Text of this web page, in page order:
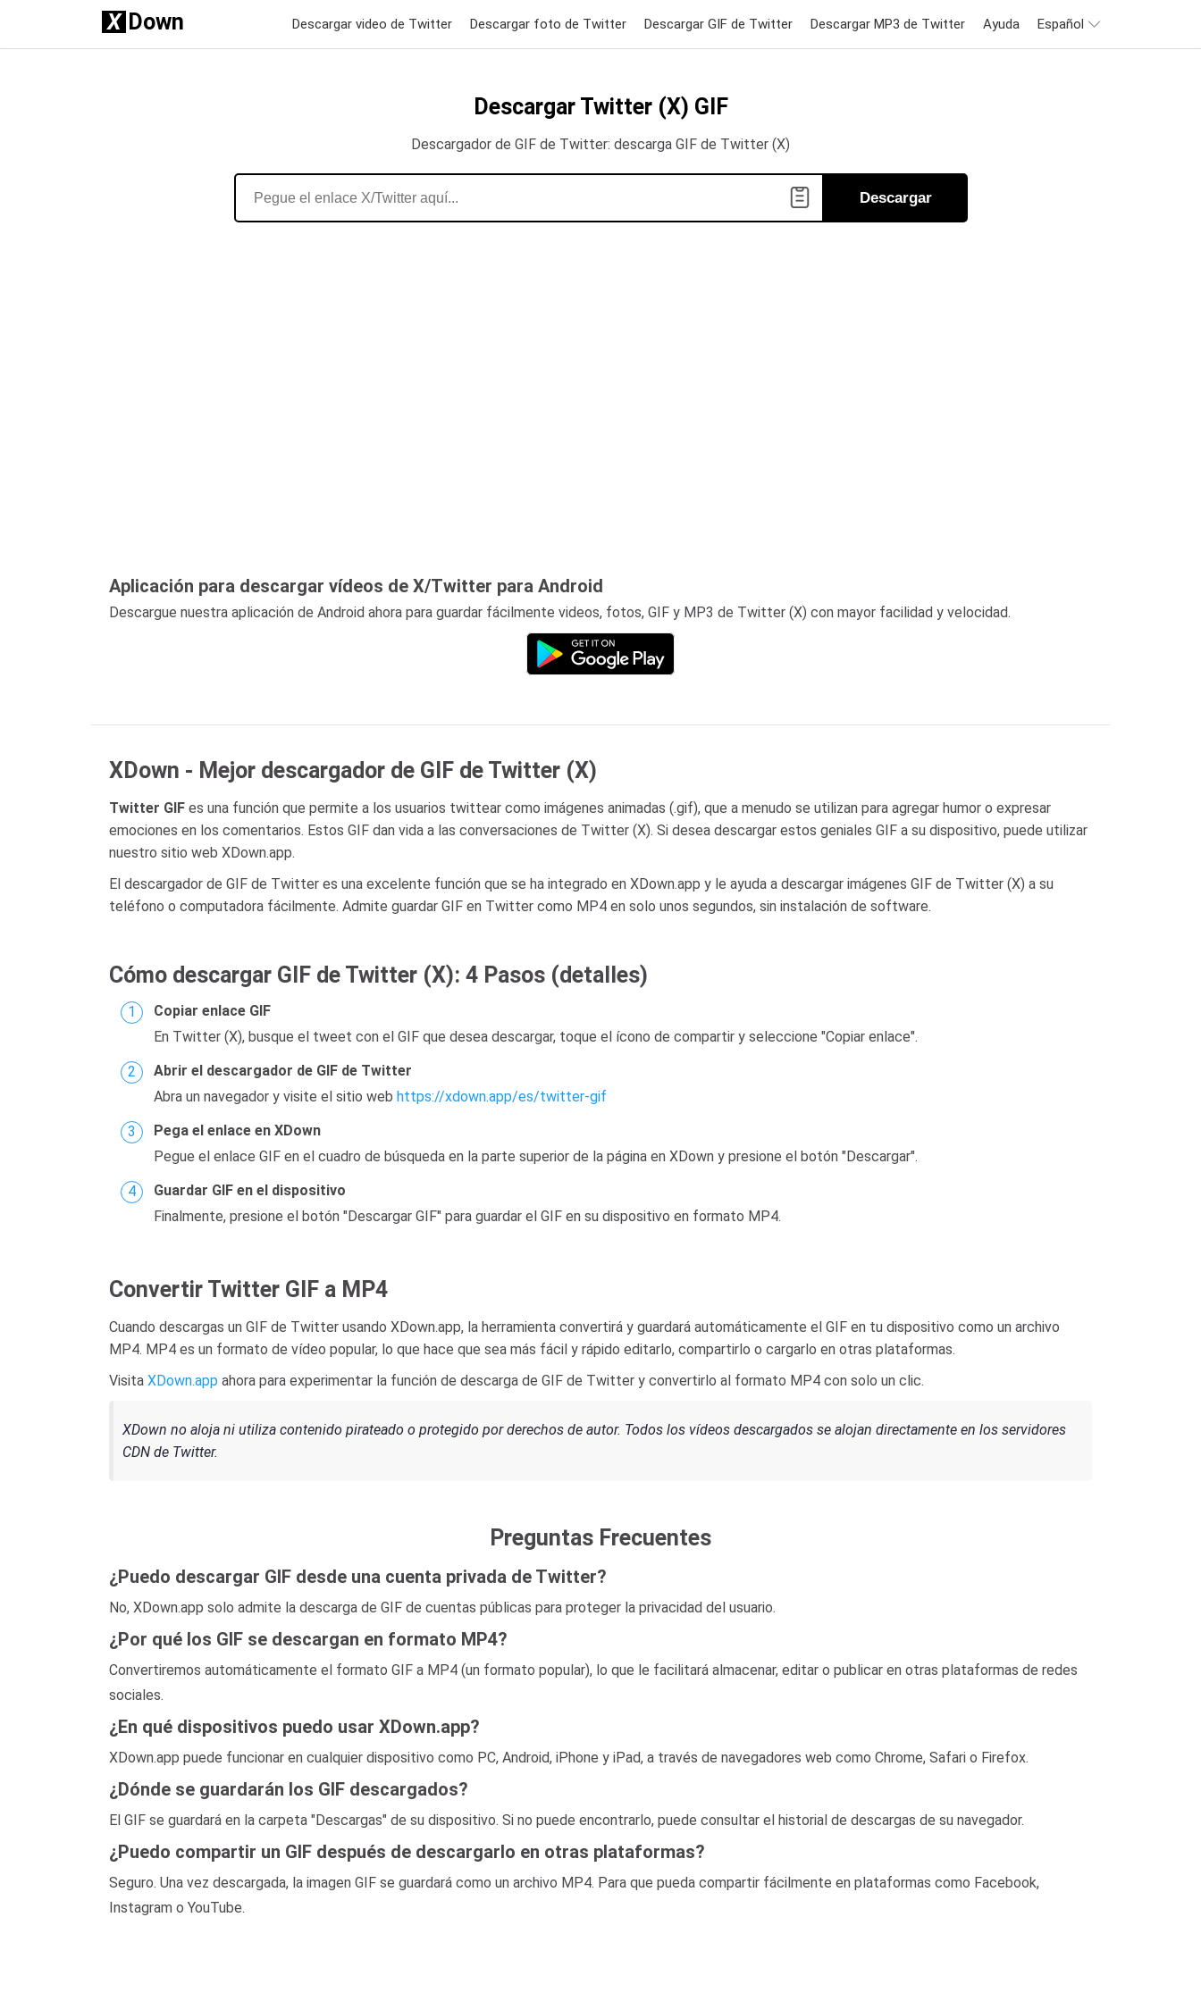
X Down Descargar video de Twitter Descargar foto de Twitter Descargar GIF de Twitter Descargar MP3 de Twitter Ayuda Español
Descargar Twitter (X) GIF
Descargador de GIF de Twitter: descarga GIF de Twitter (X)
Descargar
Aplicación para descargar vídeos de X/Twitter para Android
Descargue nuestra aplicación de Android ahora para guardar fácilmente videos, fotos, GIF y MP3 de Twitter (X) con mayor facilidad y velocidad.
XDown - Mejor descargador de GIF de Twitter (X)
Twitter GIF es una función que permite a los usuarios twittear como imágenes animadas (.gif), que a menudo se utilizan para agregar humor o expresar
emociones en los comentarios. Estos GIF dan vida a las conversaciones de Twitter (X). Si desea descargar estos geniales GIF a su dispositivo, puede utilizar
nuestro sitio web XDown.app.
El descargador de GIF de Twitter es una excelente función que se ha integrado en XDown.app y le ayuda a descargar imágenes GIF de Twitter (X) a su
teléfono o computadora fácilmente. Admite guardar GIF en Twitter como MP4 en solo unos segundos, sin instalación de software.
Cómo descargar GIF de Twitter (X): 4 Pasos (detalles)
Copiar enlace GIF
En Twitter (X), busque el tweet con el GIF que desea descargar, toque el ícono de compartir y seleccione "Copiar enlace".
Abrir el descargador de GIF de Twitter
Abra un navegador y visite el sitio web https://xdown.app/es/twitter-gif
Pega el enlace en XDown
Pegue el enlace GIF en el cuadro de búsqueda en la parte superior de la página en XDown y presione el botón "Descargar".
Guardar GIF en el dispositivo
Finalmente, presione el botón "Descargar GIF" para guardar el GIF en su dispositivo en formato MP4.
Convertir Twitter GIF a MP4
Cuando descargas un GIF de Twitter usando XDown.app, la herramienta convertirá y guardará automáticamente el GIF en tu dispositivo como un archivo
MP4. MP4 es un formato de vídeo popular, lo que hace que sea más fácil y rápido editarlo, compartirlo o cargarlo en otras plataformas.
Visita XDown.app ahora para experimentar la función de descarga de GIF de Twitter y convertirlo al formato MP4 con solo un clic.
XDown no aloja ni utiliza contenido pirateado o protegido por derechos de autor. Todos los vídeos descargados se alojan directamente en los servidores
CDN de Twitter.
Preguntas Frecuentes
¿Puedo descargar GIF desde una cuenta privada de Twitter?
No, XDown.app solo admite la descarga de GIF de cuentas públicas para proteger la privacidad del usuario.
¿Por qué los GIF se descargan en formato MP4?
Convertiremos automáticamente el formato GIF a MP4 (un formato popular), lo que le facilitará almacenar, editar o publicar en otras plataformas de redes
sociales.
¿En qué dispositivos puedo usar XDown.app?
XDown.app puede funcionar en cualquier dispositivo como PC, Android, iPhone y iPad, a través de navegadores web como Chrome, Safari o Firefox.
¿Dónde se guardarán los GIF descargados?
El GIF se guardará en la carpeta "Descargas" de su dispositivo. Si no puede encontrarlo, puede consultar el historial de descargas de su navegador.
¿Puedo compartir un GIF después de descargarlo en otras plataformas?
Seguro. Una vez descargada, la imagen GIF se guardará como un archivo MP4. Para que pueda compartir fácilmente en plataformas como Facebook,
Instagram o YouTube.